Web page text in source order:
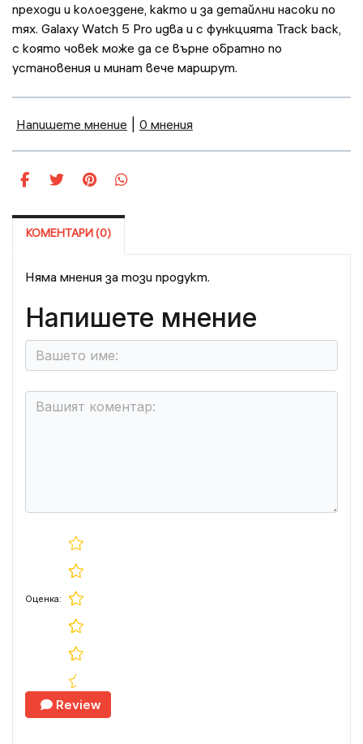
преходи и колоездене, както и за детайлни насоки по
тях. Galaxy Watch 5 Pro идва и с функцията Track back,
с която човек може да се върне обратно по
установения и минат вече маршрут.
Напишете мнение 0 мнения
КОМЕНТАРИ (0)
Няма мнения за този продукт.
Напишете мнение
Оценка:
Review